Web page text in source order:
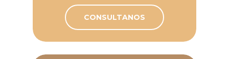
CONSULTANOS